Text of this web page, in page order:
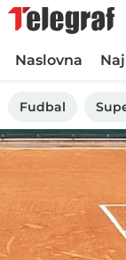
Naslovna
Fudbal